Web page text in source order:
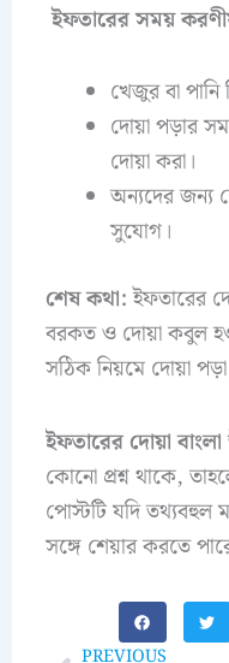
ইফতারের সময়
খেজুর বা
দোয়া পড়ার
দোয়া করা।
অন্যদের জন্য
সুযোগ।
শেষ কথা:ইফতারের
বরকত ও দোয়া কবুল
সঠিক নিয়মে দোয়া
ইফতারের দোয়া
কোনো প্রশ্ন থাকে,
পোস্টটি যদি তথ্যবহুল
সঙ্গে শেয়ার করতে
PREVIOUS